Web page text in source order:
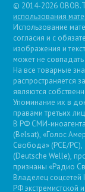
© 2014-2026
использования
Использование
согласия и с
изображения и
может не
На все товарные
распространяется
являются
Упоминание их в
правами третьих
В РФ СМИ-
(Belsat), «Голос
Свобода» (PCE/
(Deutsche Welle),
признаны «Радио
Владелец соцсетей
РФ экстремистской